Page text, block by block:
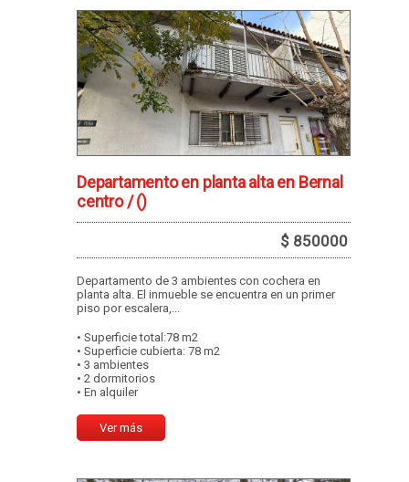
Departamento en planta alta en Bernal
centro /()
$ 850000
Departamento de 3 ambientes con cochera en
planta alta. El inmueble se encuentra en un primer
piso por escalera,...
• Superficie total:78 m2
• Superficie cubierta: 78 m2
• 3 ambientes
• 2 dormitorios
• En alquiler
Ver más